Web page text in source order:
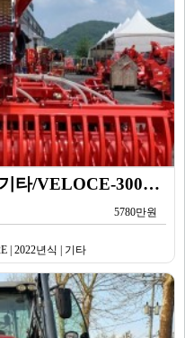
한국페라리트랙터/트랙터/기타/VELOCE-300PS500M2E/2022년식
5780만원
| 2022년식 | 기타